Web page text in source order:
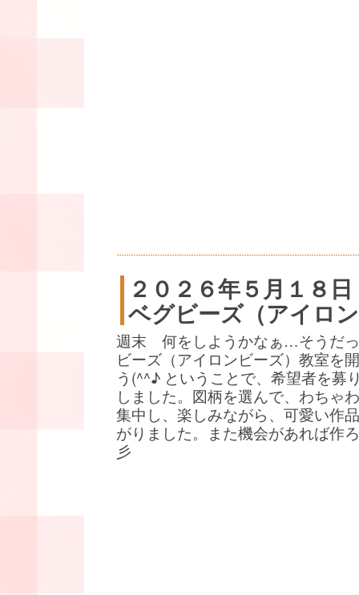
２０２６年５月１８日
ベグビーズ（アイロ
週末 何をしようかなぁ…そうだ
ビーズ（アイロンビーズ）教室を
う(^^♪ ということで、希望者を募
しました。図柄を選んで、わちゃ
集中し、楽しみながら、可愛い作
がりました。また機会があれば作
彡